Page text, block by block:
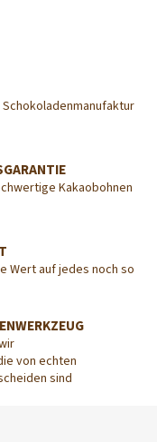
Kakaobohnen
Wert auf jedes noch so
von echten
sind